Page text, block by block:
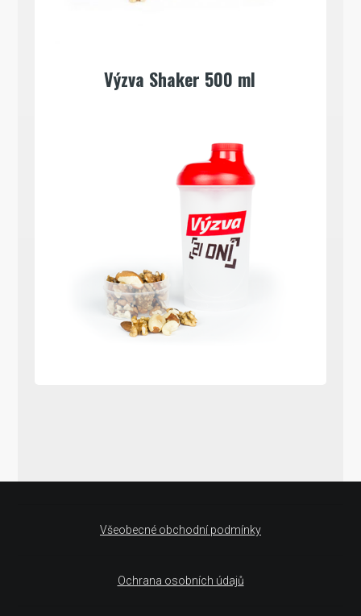
Výzva Shaker 500 ml
Všeobecné obchodní podmínky
Ochrana osobních údajů